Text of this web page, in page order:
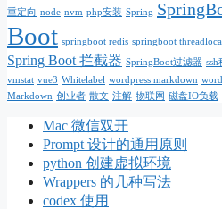
重定向 node nvm php安装 Spring
Boot springboot redis springboot threadlocal
Spring Boot 拦截器 SpringBoot过滤器 ssh
vmstat vue3 Whitelabel wordpress markdown
Markdown 创业者 散文 注解 物联网 磁盘IO负载
Mac 微信双开
Prompt 设计的通用原则
python 创建虚拟环境
Wrappers 的几种写法
codex 使用